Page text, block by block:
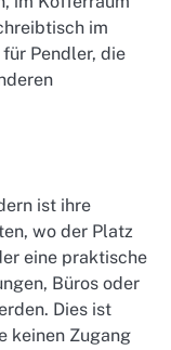
im
Pendler, die
ist ihre
wo der Platz
eine praktische
Büros oder
Dies ist
keinen Zugang